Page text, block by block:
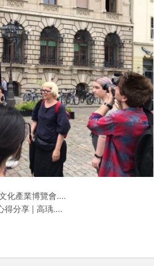
化產業博覽會....
得分享 | 高瑀....